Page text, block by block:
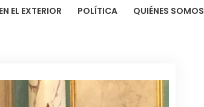
EL EXTERIOR POLÍTICA QUIÉNES SOMOS